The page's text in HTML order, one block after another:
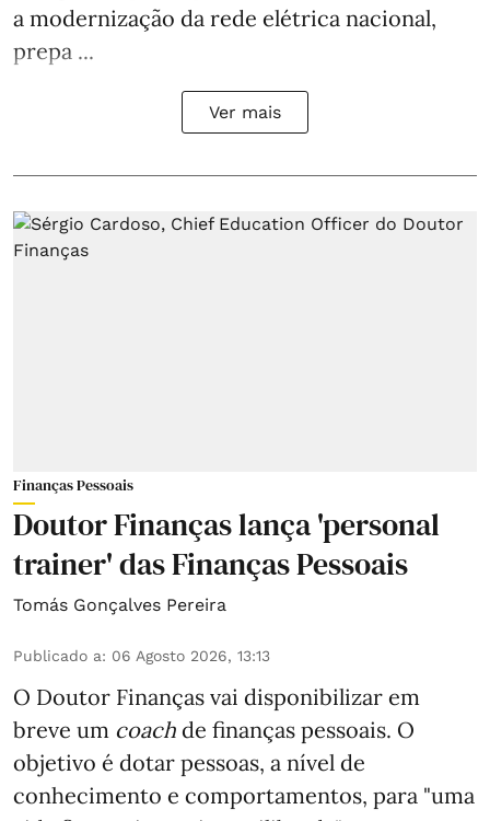
a modernização da rede elétrica nacional,
prepa ...
Ver mais
Finanças Pessoais
Doutor Finanças lança 'personal
trainer' das Finanças Pessoais
Tomás Gonçalves Pereira
Publicado a: 06 Agosto 2026, 13:13
O Doutor Finanças vai disponibilizar em
breve um coach de finanças pessoais. O
objetivo é dotar pessoas, a nível de
conhecimento e comportamentos, para "uma